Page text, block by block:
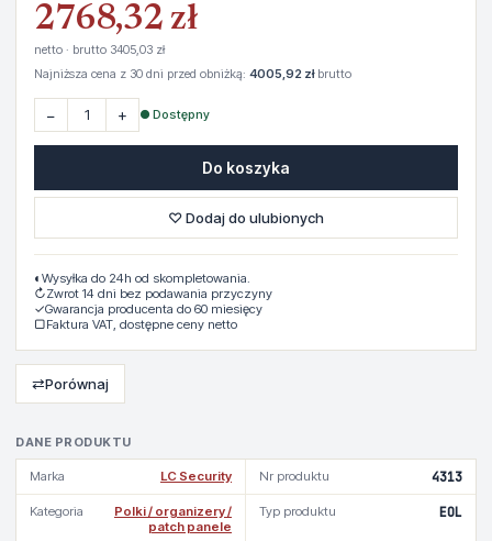
DANE PRODUKTU
Marka LC Security Nr produktu 4313
Kategoria
Polki / organizery /
patch panele
Typ produktu EOL
2768,32 zł
netto · brutto 3405,03 zł
Najniższa cena z 30 dni przed obniżką: 4005,92 złbrutto
− + ● Dostępny
Do koszyka
♡ Dodaj do ulubionych
◐ Wysyłka do 24h od skompletowania.
↻Zwrot 14 dni bez podawania przyczyny
✓Gwarancja producenta do 60 miesięcy
▢Faktura VAT, dostępne ceny netto
⇄Porównaj